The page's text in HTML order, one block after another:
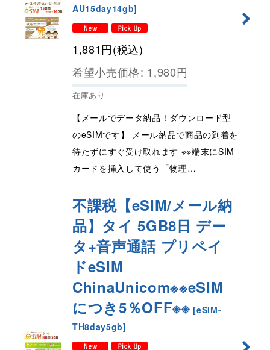
AU15day14gb]
1,881円(税込)
希望小売価格: 1,980円
在庫あり
【メールでデータ納品！ダウンロード型
のeSIMです】 メール納品で商品の到着を
待たずにすぐ受け取れます ※※端末にSIM
カードを挿入して使う「物理…
不課税【eSIM/メール納
品】タイ 5GB8日 デー
タ+音声通話 プリペイ
ドeSIM
ChinaUnicom※※eSIM
につき5％OFF※※ [eSIM-
TH8day5gb]